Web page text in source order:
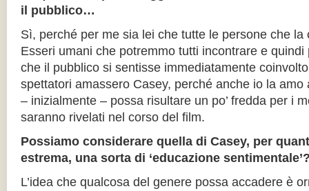
il pubblico…
Sì, perché per me sia lei che tutte le persone che la
Esseri umani che potremmo tutti incontrare e
che il pubblico si sentisse immediatamente
spettatori amassero Casey, perché anche io la amo
– inizialmente – possa risultare un po’ fredda per i
saranno rivelati nel corso del film.
Possiamo considerare quella di Casey, per
estrema, una sorta di ‘educazione
L’idea che qualcosa del genere possa accadere è